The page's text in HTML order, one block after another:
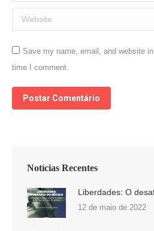
Website
Save my name, email, and website
time I comment.
Postar Comentário
Notícias Recentes
Liberdades: O
12 de maio de 2022